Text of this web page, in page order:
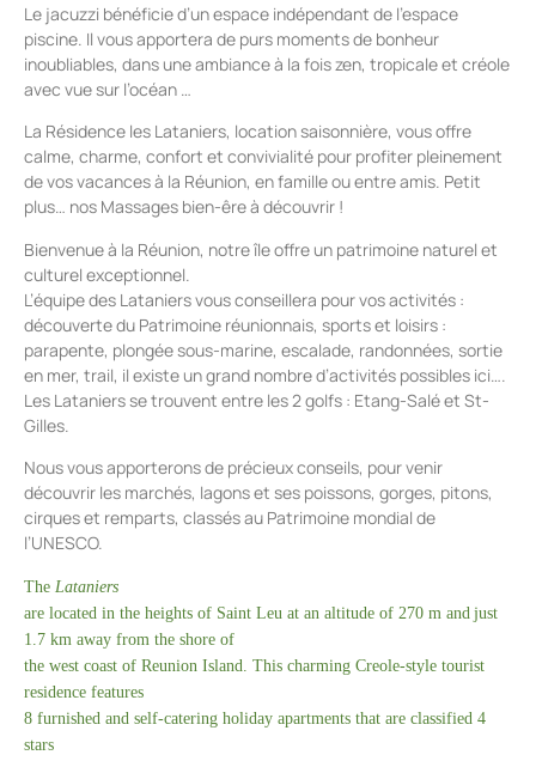
Le jacuzzi bénéficie d’un espace indépendant de l’espace
piscine. Il vous apportera de purs moments de bonheur
inoubliables, dans une ambiance à la fois zen, tropicale et créole
avec vue sur l’océan …
La Résidence les Lataniers, location saisonnière, vous offre
calme, charme, confort et convivialité pour profiter pleinement
de vos vacances à la Réunion, en famille ou entre amis. Petit
plus… nos Massages bien-êre à découvrir !
Bienvenue à la Réunion, notre île offre un patrimoine naturel et
culturel exceptionnel.
L’équipe des Lataniers vous conseillera pour vos activités :
découverte du Patrimoine réunionnais, sports et loisirs :
parapente, plongée sous-marine, escalade, randonnées, sortie
en mer, trail, il existe un grand nombre d’activités possibles ici….
Les Lataniers se trouvent entre les 2 golfs : Etang-Salé et St-
Gilles.
Nous vous apporterons de précieux conseils, pour venir
découvrir les marchés, lagons et ses poissons, gorges, pitons,
cirques et remparts, classés au Patrimoine mondial de
l’UNESCO.
The Lataniers
are located in the heights of Saint Leu at an altitude of 270 m and just
1.7 km away from the shore of
the west coast of Reunion Island. This charming Creole-style tourist
residence features
8 furnished and self-catering holiday apartments that are classified 4
stars